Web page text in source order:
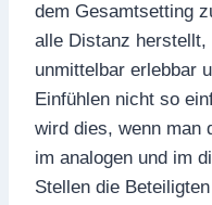
dem Gesamtsetting
alle Distanz
unmittelbar erlebbar
Einfühlen nicht so
wird dies, wenn man
im analogen und im
Stellen die